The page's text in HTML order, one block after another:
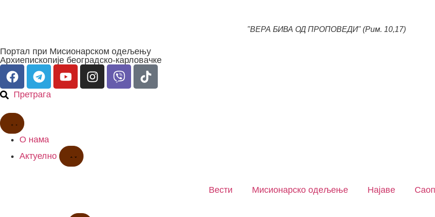
"ВЕРА БИВА ОД ПРОПОВЕДИ" (Рим. 10,17)
Портал при Мисионарском одељењу
Архиепископије београдско-карловачке
Претрага
О нама
Актуелно
Вести Мисионарско одељење Најаве